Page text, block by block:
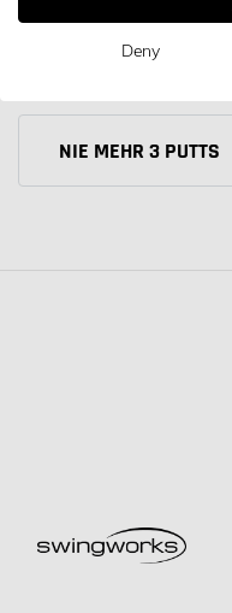
* *
NIE MEHR 3 PUTTS
Deny